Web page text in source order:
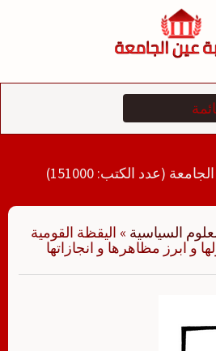
(عدد الكتب: 151000)
السياسية » اليقظة القومية